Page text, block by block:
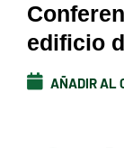
edificio
AÑADIR AL